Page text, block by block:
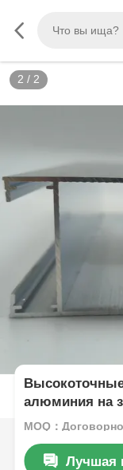
2 / 2
алюминия на
профили из
MOQ：
Лучшая